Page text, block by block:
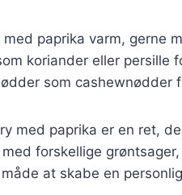
med paprika varm, gerne
koriander eller persille
som cashewnødder
med paprika er en ret,
forskellige
at skabe en